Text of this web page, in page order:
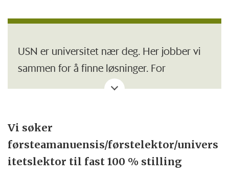
USN er universitet nær deg. Her jobber vi
sammen for å finne løsninger. For
lokalsamfunnet, verden og alle oss som
på sørøst-landet. Her gjør du en
meningsfull jobb blant yrende studentliv
og innovative forskningsmiljøer. Du får en
Vi søker
førsteamanuensis/førstelektor/univers
itetslektor til fast 100 % stilling